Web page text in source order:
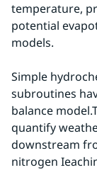
temperature,
potential
models.
Simple
subroutines
balance
quantify
downstream
nitrogen